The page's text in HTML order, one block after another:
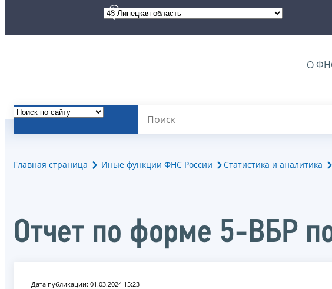
О
Главная страница Иные функции ФНС России Статистика и аналитика
Отчет по форме 5-ВБР
Дата публикации: 01.03.2024 15:23